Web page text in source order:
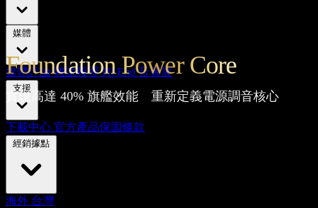
媒體評論雜誌報導Hi-End 音響展
下載中心 官方產品保固條款
海外 台灣
Foundation Power Core
實現高達 40% 旗艦效能 重新定義電源調音核心